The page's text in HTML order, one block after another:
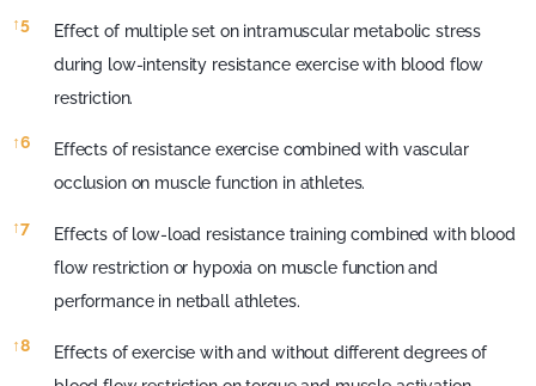
↑5
Effect of multiple set on intramuscular metabolic stress
during low-intensity resistance exercise with blood flow
restriction.
↑6
Effects of resistance exercise combined with vascular
occlusion on muscle function in athletes.
↑7
Effects of low-load resistance training combined with blood
flow restriction or hypoxia on muscle function and
performance in netball athletes.
↑8
Effects of exercise with and without different degrees of